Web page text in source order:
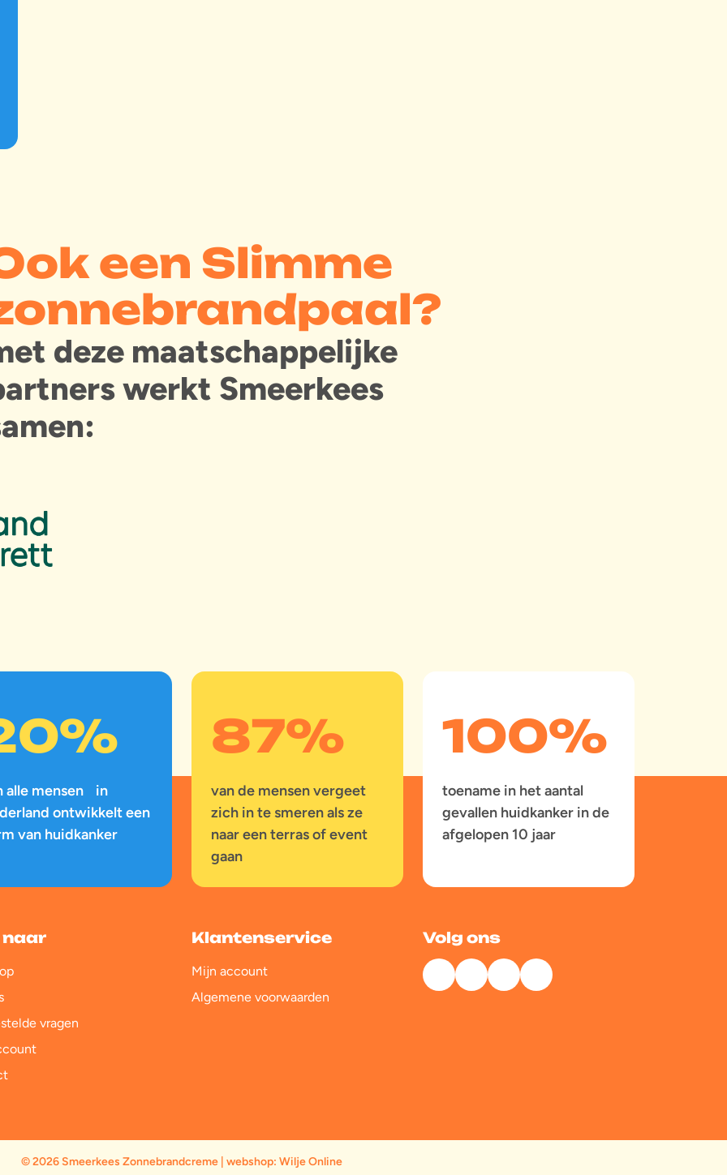
een Slimme
deze maatschappelijke
werkt Smeerkees
%
alle mensen in
ontwikkelt een
van huidkanker
87%
van de mensen vergeet
zich in te smeren als ze
naar een terras of event
gaan
100%
toename in het aantal
gevallen huidkanker in de
afgelopen 10 jaar
naar
vragen
Klantenservice
Mijn account
Algemene voorwaarden
Volg ons
© 2026 Smeerkees Zonnebrandcreme | webshop: Wilje Online